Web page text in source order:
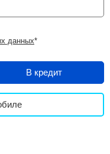
данных*
В кредит